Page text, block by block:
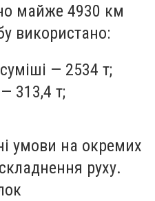
майже 4930 км
використано:
— 2534 т;
313,4 т;
умови на окремих
руху.